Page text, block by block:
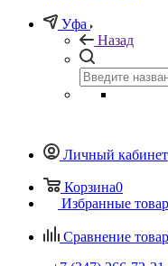
Уфа
Назад
Личный кабинет
Корзина0
Избранные
Сравнение